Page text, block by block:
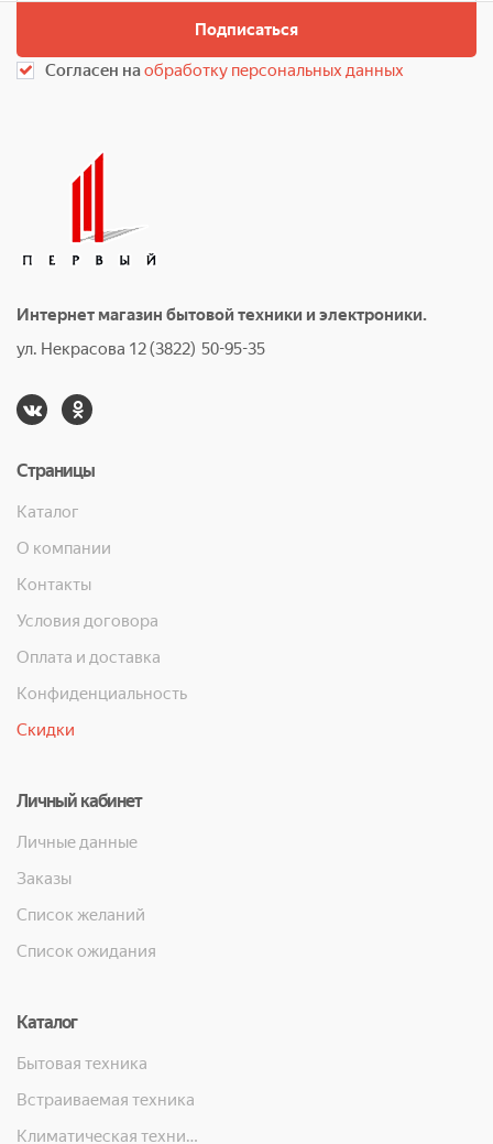
Подписаться
Согласен наобработку персональных данных
Интернет магазин бытовой техники и электроники.
ул. Некрасова 12 (3822) 50-95-35
Страницы
Каталог
О компании
Контакты
Условия договора
Оплата и доставка
Конфиденциальность
Скидки
Личный кабинет
Личные данные
Заказы
Список желаний
Список ожидания
Каталог
Бытовая техника
Встраиваемая техника
Климатическая техника